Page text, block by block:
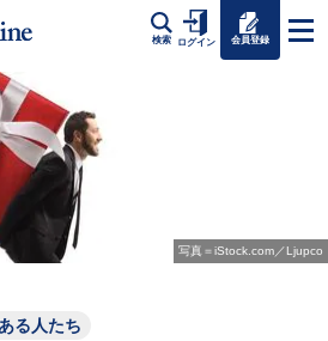
検索 ログイン 会員登録
写真＝iStock.com／Ljupco
る人たち